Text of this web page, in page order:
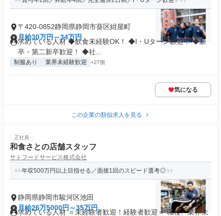
〒420-0852静岡県静岡市葵区紺屋町
月給30万円～34万円
求めている人材 ◆飲食未経験OK！ ◆I・Uターン歓迎！ ◆新
卒・第二新卒歓迎！ ◆社...
制服あり 業界未経験歓迎 +27個
気になる
この企業の類似求人を見る
正社員
和食さとの店舗スタッフ
サトフードサービス株式会社
年収500万円以上目指せる／面接1回のスピード選考◎
静岡県静岡市駿河区池田
月給26万5000円～35万円
求めている人材 ＝未経験者歓迎！経験者歓迎＝ 職種、業界未